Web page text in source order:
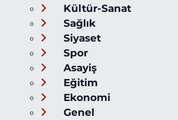
Kültür-Sanat
Sağlık
Siyaset
Spor
Asayiş
Eğitim
Ekonomi
Genel